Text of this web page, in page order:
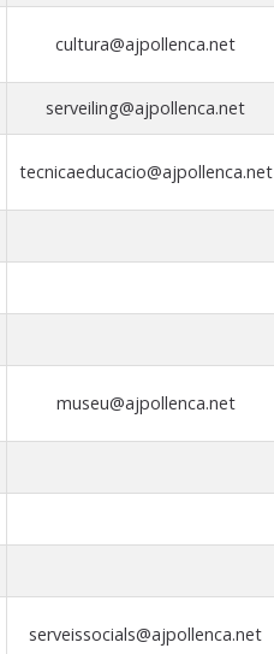
cultura@ajpollenca.net
serveiling@ajpollenca.net
tecnicaeducacio@ajpollenca.net
museu@ajpollenca.net
serveissocials@ajpollenca.net